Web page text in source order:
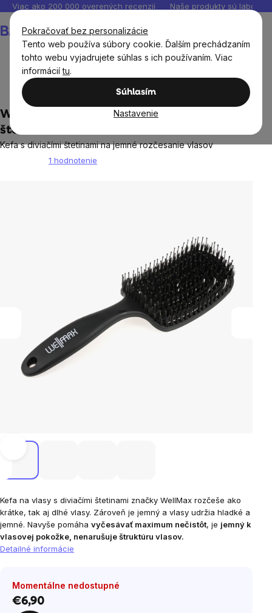
Pokračovať bez personalizácie
Tento web používa súbory cookie. Ďalším prechádzaním
tohto webu vyjadrujete súhlas s ich používaním. Viac
informáciítu.
Súhlasím
Nastavenie
Prejsť
obsah
Viac ako 200 000 overených recenzií Naše produkty sú
košík
Ekodrogéria
WellMax® Kefa na vlasy s diviačími
štetinami
Kefa s diviačími štetinami na jemné rozčesanie vlasov
1 hodnotenie
Kefa na vlasy s diviačími štetinami značky WellMax rozčeše ako
krátke, tak aj dlhé vlasy. Zároveň je jemný a vlasy udržia hladké a
jemné. Navyše pomáha vyčesávať maximum nečistôt, je jemný k
vlasovej pokožke, nenarušuje štruktúru vlasov.
Detailné informácie
Momentálne nedostupné
€6,90